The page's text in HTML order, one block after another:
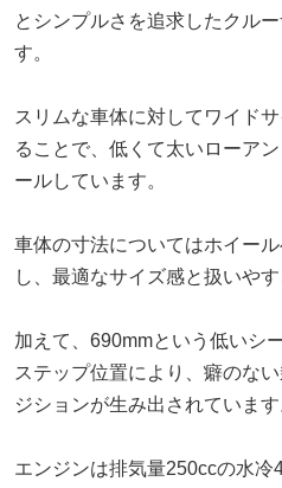
とシンプルさを追求したクル
す。
スリムな車体に対してワイド
ることで、低くて太いローア
ールしています。
車体の寸法についてはホイー
し、最適なサイズ感と扱いや
加えて、690mmという低いシ
ステップ位置により、癖のな
ジションが生み出されています
エンジンは排気量250ccの水